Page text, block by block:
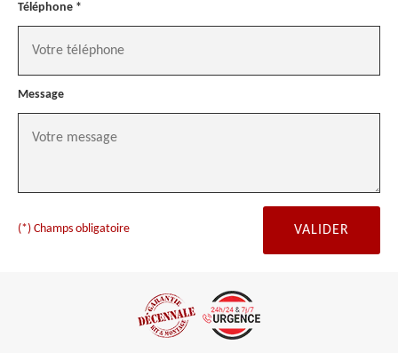
Téléphone *
Message
(*) Champs obligatoire